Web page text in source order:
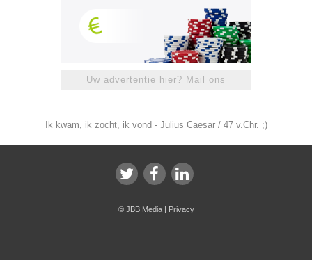
Uw advertentie hier? Mail ons
Ik kwam, ik zocht, ik vond - Julius Caesar / 47 v.Chr. ;)
© JBB Media| Privacy